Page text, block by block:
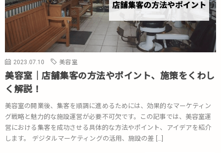
2023.07.10 美容室
美容室｜店舗集客の方法やポイント、施策をくわし
く解説！
美容室の開業後、集客を順調に進めるためには、効果的なマーケティン
グ戦略と魅力的な施設運営が必要不可欠です。この記事では、美容室運
営における集客を成功させる具体的な方法やポイント、アイデアを紹介
します。 デジタルマーケティングの活用、施設の差 […]